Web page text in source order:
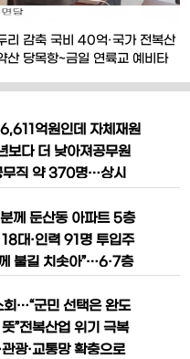
리 감축 국비 40억·국가 전복산
산 당목항~금일 연륙교 예비타
품부 관계자를 만나 완도군 핵심
날 김 군수는 완도 전복산업의
억원인데 자체재원
다 더 낮아져공무원
직 약 370명…상시
정적 인건비 부담은 지
계 필요 일률적 감원
·자연감소·중복부서
의 재정 여건이 갈수
데 공무원과 공
께 둔산동 아파트 5층
대·인력 91명 투입주
불길 치솟아”…6·7층
송…경찰·소방 화재 원
뉴스] 연일 폭염이 이
8일 새벽 대전 서구
회…“군민 선택은 완도
”전복산업 위기 극복
광·교통망 확충으로